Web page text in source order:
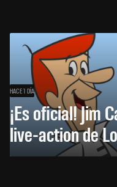
HACE 1 DÍA
¡Es oficial! Jim
live-action de